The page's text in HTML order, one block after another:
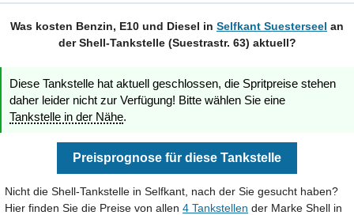
Was kosten Benzin, E10 und Diesel in Selfkant Suesterseel an
der Shell-Tankstelle (Suestrastr. 63) aktuell?
Diese Tankstelle hat aktuell geschlossen, die Spritpreise stehen
daher leider nicht zur Verfügung! Bitte wählen Sie eine
Tankstelle in der Nähe.
Preisprognose für diese Tankstelle
Nicht die Shell-Tankstelle in Selfkant, nach der Sie gesucht haben?
Hier finden Sie die Preise von allen 4 Tankstellen der Marke Shell in